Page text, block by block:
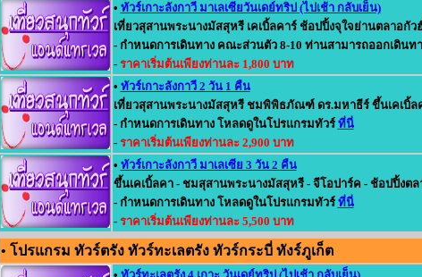
• ทัวร์เกาะลังกาวี มาเลเซียวันเดย์ทริป (ไปเช้า กลับเย็น)
เที่ยวสุสานพระนางมัสสุหรี เคเบิ้ลคาร์ ช้อปปิ้งจุใจย่านตลาอกัว
- กำหนดการเดินทาง คณะส่วนตัว 8-10 ท่านสามารถออกเดินท
- ราคาเริ่มต้นเพียงท่านละ 1,800 บาท
• ทัวร์เกาะลังกาวี 2 วัน 1 คืน
เที่ยวสุสานพระนางมัสสุหรี ชมพิพิธภัณฑ์ ดร.มหาธีร์ ขึ้นเคเบิ้ล
- กำหนดการเดินทาง โหลดดูในโปรแกรมทัวร์ ที่นี่
- ราคาเริ่มต้นเพียงท่านละ 2,900 บาท
• ทัวร์เกาะลังกาวี มาเลเซีย 3 วัน 2 คืน
ขึ้นเคเบิ้ลคา - ชมสุสานพระนางมัสสุหรี - จีโอปาร์ค - ช้อปปิ้งตล
- กำหนดการเดินทาง โหลดดูในโปรแกรมทัวร์ ที่นี่
- ราคาเริ่มต้นเพียงท่านละ 5,500 บาท
• โปรแกรม ทัวร์ตรัง ทัวร์ทะเลตรัง ทัวร์กระบี่ ทังร์ภูเก็ต